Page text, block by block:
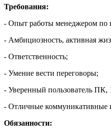
Требования:
- Опыт работы менеджером по
- Амбициозность, активная
- Ответственность;
- Умение вести переговоры;
- Уверенный пользователь ПК,
- Отличные коммуникативные
Обязанности: